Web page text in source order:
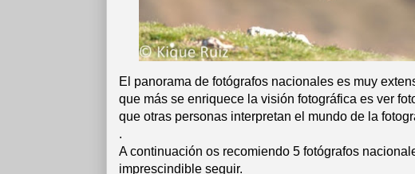
El panorama de fotógrafos nacionales es muy
que más se enriquece la visión fotográfica es ver
que otras personas interpretan el mundo de la
.
A continuación os recomiendo 5 fotógrafos
imprescindible seguir.